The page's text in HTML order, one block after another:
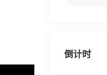
倒计时